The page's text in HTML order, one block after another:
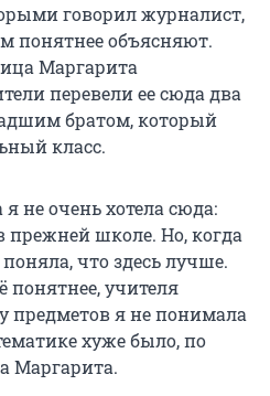
говорил журналист,
понятнее объясняют.
Маргарита
перевели ее сюда два
братом, который
класс.
не очень хотела сюда:
прежней школе. Но, когда
что здесь лучше.
понятнее, учителя
предметов я не понимала
хуже было, по
Маргарита.